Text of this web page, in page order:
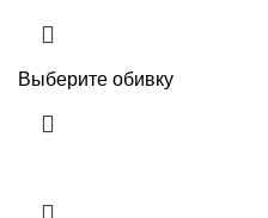
Выберите обивку